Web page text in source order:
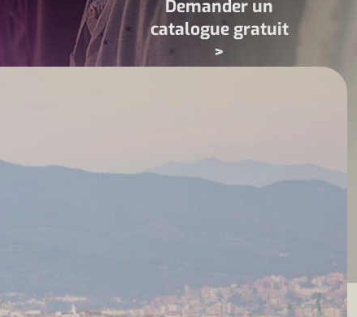
Demander un
catalogue gratuit
>